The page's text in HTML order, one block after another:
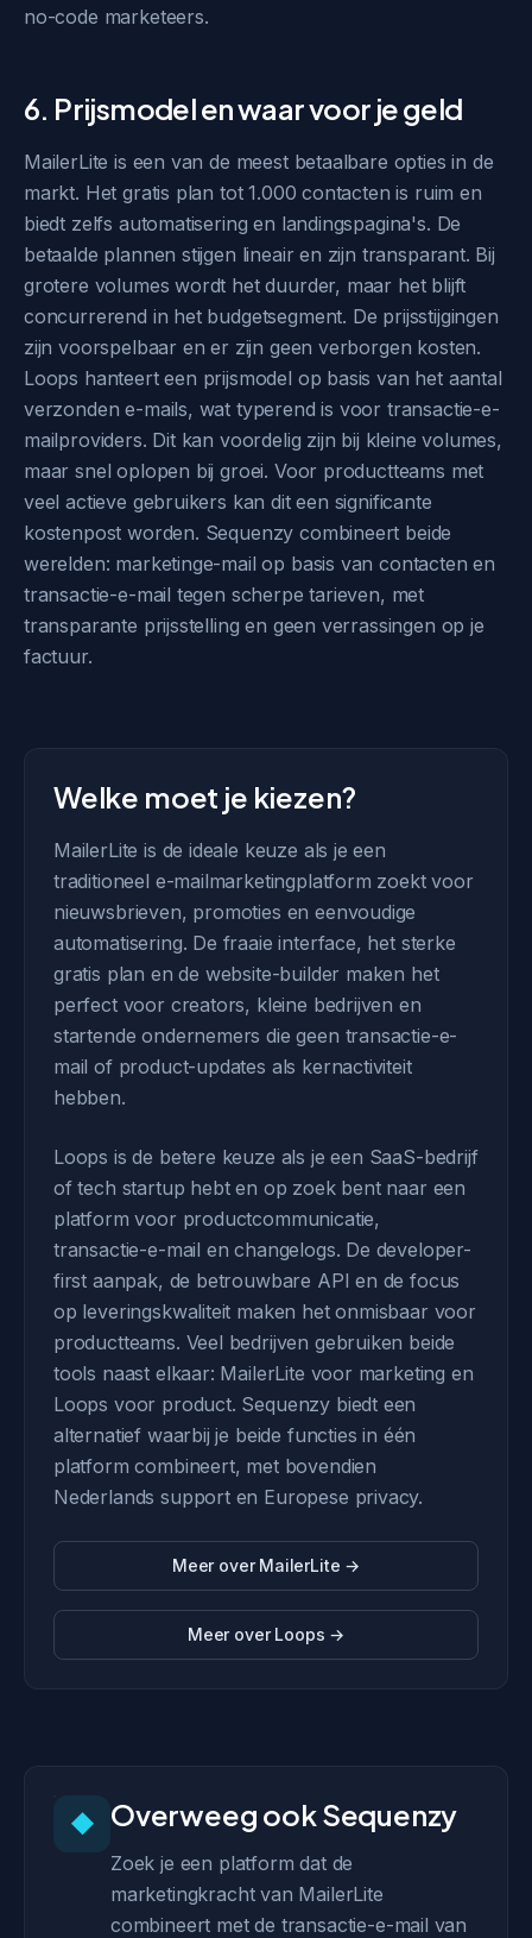
no-code marketeers.
6. Prijsmodel en waar voor je geld
MailerLite is een van de meest betaalbare opties in de
markt. Het gratis plan tot 1.000 contacten is ruim en
biedt zelfs automatisering en landingspagina's. De
betaalde plannen stijgen lineair en zijn transparant. Bij
grotere volumes wordt het duurder, maar het blijft
concurrerend in het budgetsegment. De prijsstijgingen
zijn voorspelbaar en er zijn geen verborgen kosten.
Loops hanteert een prijsmodel op basis van het aantal
verzonden e-mails, wat typerend is voor transactie-e-
mailproviders. Dit kan voordelig zijn bij kleine volumes,
maar snel oplopen bij groei. Voor productteams met
veel actieve gebruikers kan dit een significante
kostenpost worden. Sequenzy combineert beide
werelden: marketinge-mail op basis van contacten en
transactie-e-mail tegen scherpe tarieven, met
transparante prijsstelling en geen verrassingen op je
factuur.
Welke moet je kiezen?
MailerLite is de ideale keuze als je een
traditioneel e-mailmarketingplatform zoekt voor
nieuwsbrieven, promoties en eenvoudige
automatisering. De fraaie interface, het sterke
gratis plan en de website-builder maken het
perfect voor creators, kleine bedrijven en
startende ondernemers die geen transactie-e-
mail of product-updates als kernactiviteit
hebben.
Loops is de betere keuze als je een SaaS-bedrijf
of tech startup hebt en op zoek bent naar een
platform voor productcommunicatie,
transactie-e-mail en changelogs. De developer-
first aanpak, de betrouwbare API en de focus
op leveringskwaliteit maken het onmisbaar voor
productteams. Veel bedrijven gebruiken beide
tools naast elkaar: MailerLite voor marketing en
Loops voor product. Sequenzy biedt een
alternatief waarbij je beide functies in één
platform combineert, met bovendien
Nederlands support en Europese privacy.
Meer over MailerLite →
Meer over Loops →
◆ Overweeg ook Sequenzy
Zoek je een platform dat de
marketingkracht van MailerLite
combineert met de transactie-e-mail van